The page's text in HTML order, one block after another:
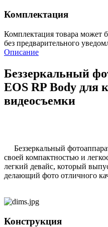
Комплектация
Комплектация товара может
без предварительного
Описание
Беззеркальный
EOS RP Body для
видеосъемки
Беззеркальный
своей компактностью и
легкий девайс, который
делающий фото отличного
Конструкция